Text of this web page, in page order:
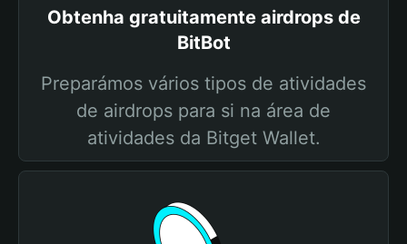
Obtenha gratuitamente airdrops de
BitBot
Preparámos vários tipos de atividades
de airdrops para si na área de
atividades da Bitget Wallet.